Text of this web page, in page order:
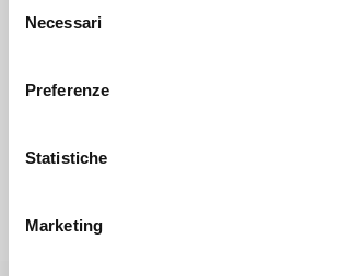
delNecessari
Preferenze
Statistiche
Marketing